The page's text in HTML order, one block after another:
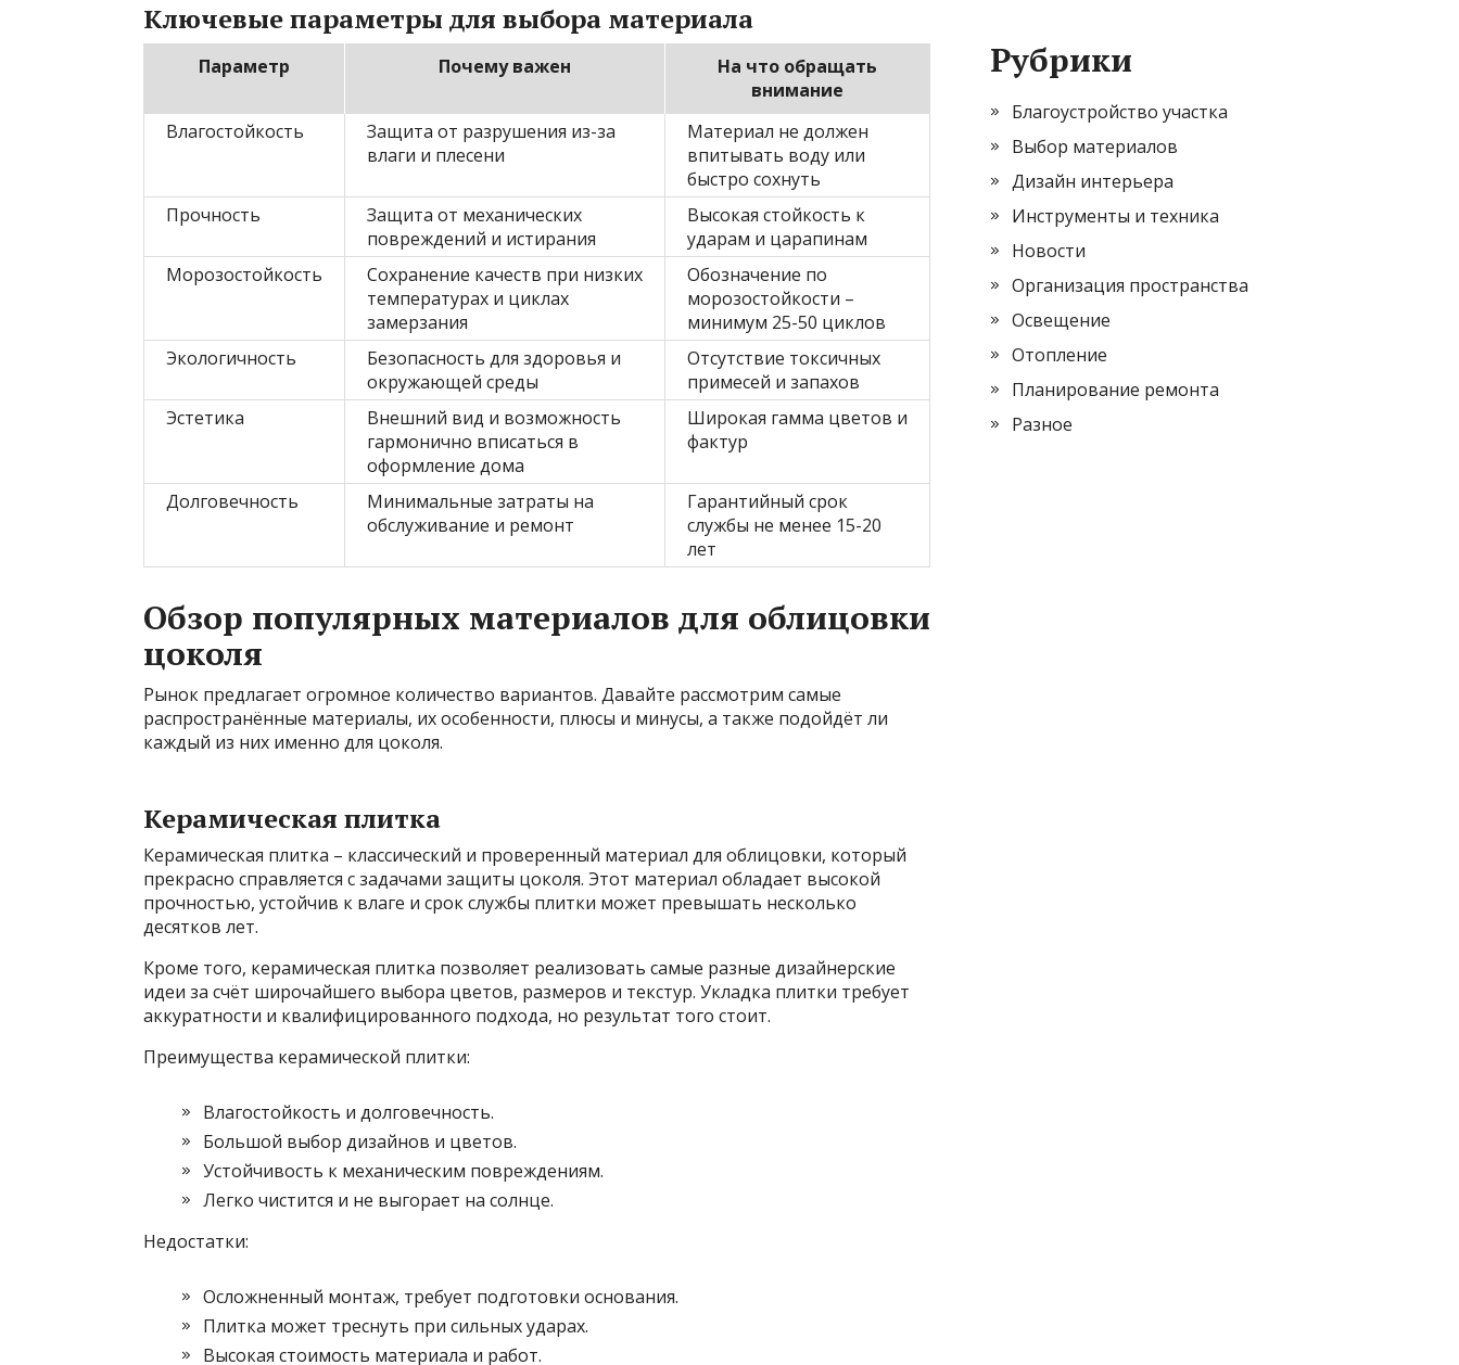
Ключевые параметры для выбора материала
Параметр Почему важен
На что обращать
внимание
Влагостойкость
Защита от разрушения из-за
влаги и плесени
Материал не должен
впитывать воду или
быстро сохнуть
Прочность
Защита от механических
повреждений и истирания
Высокая стойкость к
ударам и царапинам
Морозостойкость
Сохранение качеств при низких
температурах и циклах
замерзания
Обозначение по
морозостойкости –
минимум 25-50 циклов
Экологичность
Безопасность для здоровья и
окружающей среды
Отсутствие токсичных
примесей и запахов
Эстетика
Внешний вид и возможность
гармонично вписаться в
оформление дома
Широкая гамма цветов и
фактур
Долговечность
Минимальные затраты на
обслуживание и ремонт
Гарантийный срок
службы не менее 15-20
лет
Обзор популярных материалов для облицовки
цоколя
Рынок предлагает огромное количество вариантов. Давайте рассмотрим самые
распространённые материалы, их особенности, плюсы и минусы, а также подойдёт ли
каждый из них именно для цоколя.
Керамическая плитка
Керамическая плитка – классический и проверенный материал для облицовки, который
прекрасно справляется с задачами защиты цоколя. Этот материал обладает высокой
прочностью, устойчив к влаге и срок службы плитки может превышать несколько
десятков лет.
Кроме того, керамическая плитка позволяет реализовать самые разные дизайнерские
идеи за счёт широчайшего выбора цветов, размеров и текстур. Укладка плитки требует
аккуратности и квалифицированного подхода, но результат того стоит.
Преимущества керамической плитки:
Влагостойкость и долговечность.
Большой выбор дизайнов и цветов.
Устойчивость к механическим повреждениям.
Легко чистится и не выгорает на солнце.
Недостатки:
Осложненный монтаж, требует подготовки основания.
Плитка может треснуть при сильных ударах.
Высокая стоимость материала и работ.
Рубрики
Благоустройство участка
Выбор материалов
Дизайн интерьера
Инструменты и техника
Новости
Организация пространства
Освещение
Отопление
Планирование ремонта
Разное